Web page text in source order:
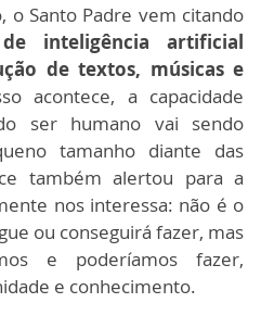
o Santo Padre vem citando
inteligência artificial
de textos, músicas e
acontece, a capacidade
ser humano vai sendo
tamanho diante das
também alertou para a
nos interessa: não é o
ou conseguirá fazer, mas
e poderíamos fazer,
e conhecimento.